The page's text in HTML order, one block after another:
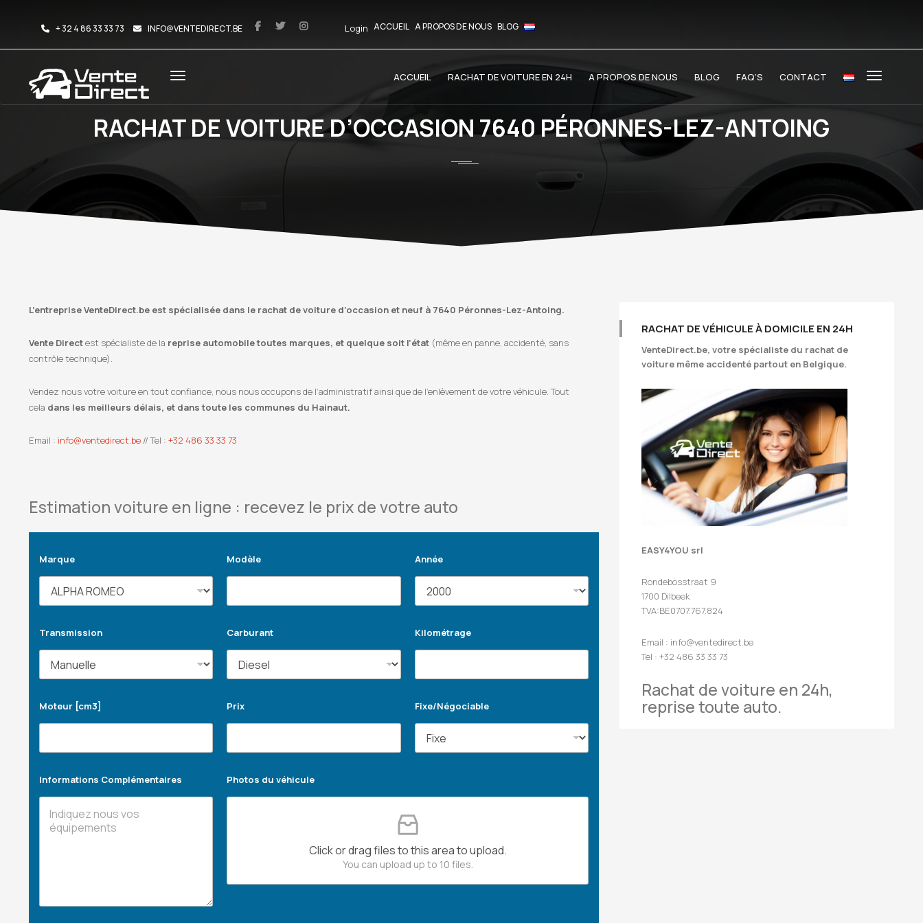
+ 32 4 86 33 33 73 INFO@VENTEDIRECT.BE Login ACCUEIL A PROPOS DE NOUS BLOG
ACCUEIL RACHAT DE VOITURE EN 24H A PROPOS DE NOUS BLOG FAQ’S CONTACT
RACHAT DE VOITURE D’OCCASION 7640 PÉRONNES-LEZ-ANTOING
L’entreprise VenteDirect.be est spécialisée dans le rachat de voiture d’occasion et neuf à 7640 Péronnes-Lez-Antoing.
Vente Directest spécialiste de la reprise automobile toutes marques, et quelque soit l’état (même en panne, accidenté, sans
contrôle technique).
Vendez nous votre voiture en tout confiance, nous nous occupons de l’administratif ainsi que de l’enlèvement de votre véhicule. Tout
cela dans les meilleurs délais, et dans toute les communes du Hainaut.
Email : info@ventedirect.be // Tel : +32 486 33 33 73
Estimation voiture en ligne : recevez le prix de votre auto
Marque Modèle Année
Transmission Carburant Kilométrage
Moteur [cm3] Prix Fixe/Négociable
Informations Complémentaires Photos du véhicule
Click or drag files to this area to upload.
You can upload up to 10 files.
RACHAT DE VÉHICULE À DOMICILE EN 24H
VenteDirect.be, votre spécialiste du rachat de
voiture même accidenté partout en Belgique.
EASY4YOU srl
Rondebosstraat 9
1700 Dilbeek
TVA:BE0707.767.824
Email : info@ventedirect.be
Tel : +32 486 33 33 73
Rachat de voiture en 24h,
reprise toute auto.